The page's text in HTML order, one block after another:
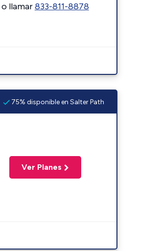
o llamar833-811-8878
75% disponible en Salter Path
Ver Planes